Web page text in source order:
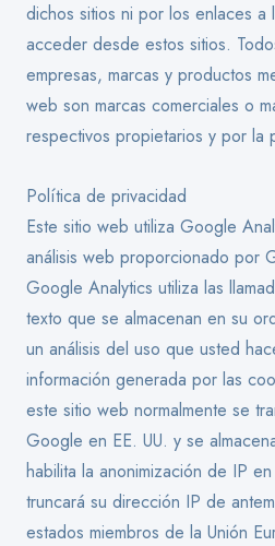
dichos sitios ni por los enlaces
acceder desde estos sitios.
empresas, marcas y productos
web son marcas comerciales o
respectivos propietarios y por la
Política de privacidad
Este sitio web utiliza Google
análisis web proporcionado por
Google Analytics utiliza las
texto que se almacenan en su
un análisis del uso que usted
información generada por las
este sitio web normalmente se
Google en EE. UU. y se
habilita la anonimización de IP
truncará su dirección IP de
estados miembros de la Unión